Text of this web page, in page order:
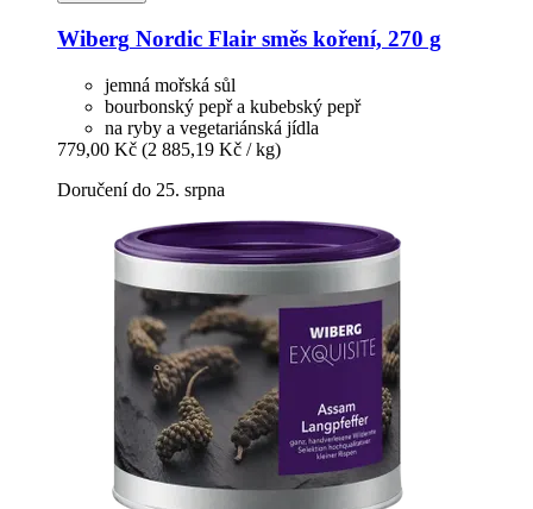
Wiberg Nordic Flair směs koření, 270 g
jemná mořská sůl
bourbonský pepř a kubebský pepř
na ryby a vegetariánská jídla
779,00 Kč (2 885,19 Kč / kg)
Doručení do 25. srpna